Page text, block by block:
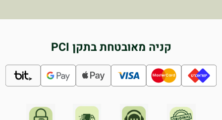
קניה מאובטחת בתקן PCI